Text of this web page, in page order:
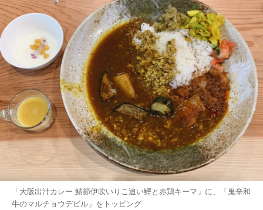
「大阪出汁カレー 鯖節伊吹いりこ追い鰹と赤鶏キーマ」に、「鬼辛和
牛のマルチョウデビル」をトッピング